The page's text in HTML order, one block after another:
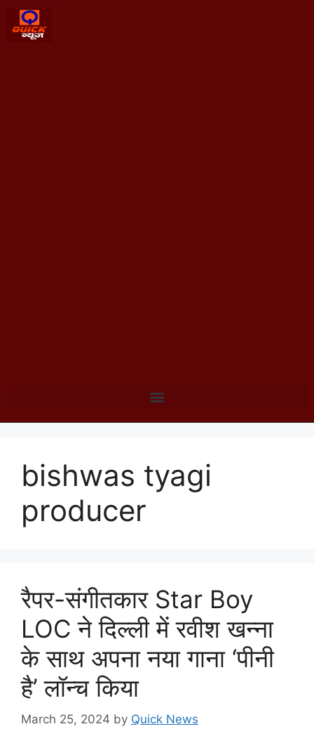
bishwas tyagi
producer
रैपर-संगीतकार Star Boy
LOC ने दिल्ली में रवीश खन्ना
के साथ अपना नया गाना ‘पीनी
है’ लॉन्च किया
March 25, 2024 by Quick News